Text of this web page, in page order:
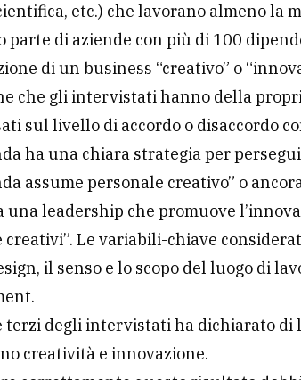
etc.) che lavorano almeno la
parte di aziende con più di 100
di un business “creativo” o
che gli intervistati hanno della
sul livello di accordo o disaccordo
ha una chiara strategia per
assume personale creativo” o
una leadership che promuove
creativi”. Le variabili-chiave
il senso e lo scopo del luogo di
terzi degli intervistati ha dichiarato di
creatività e innovazione.